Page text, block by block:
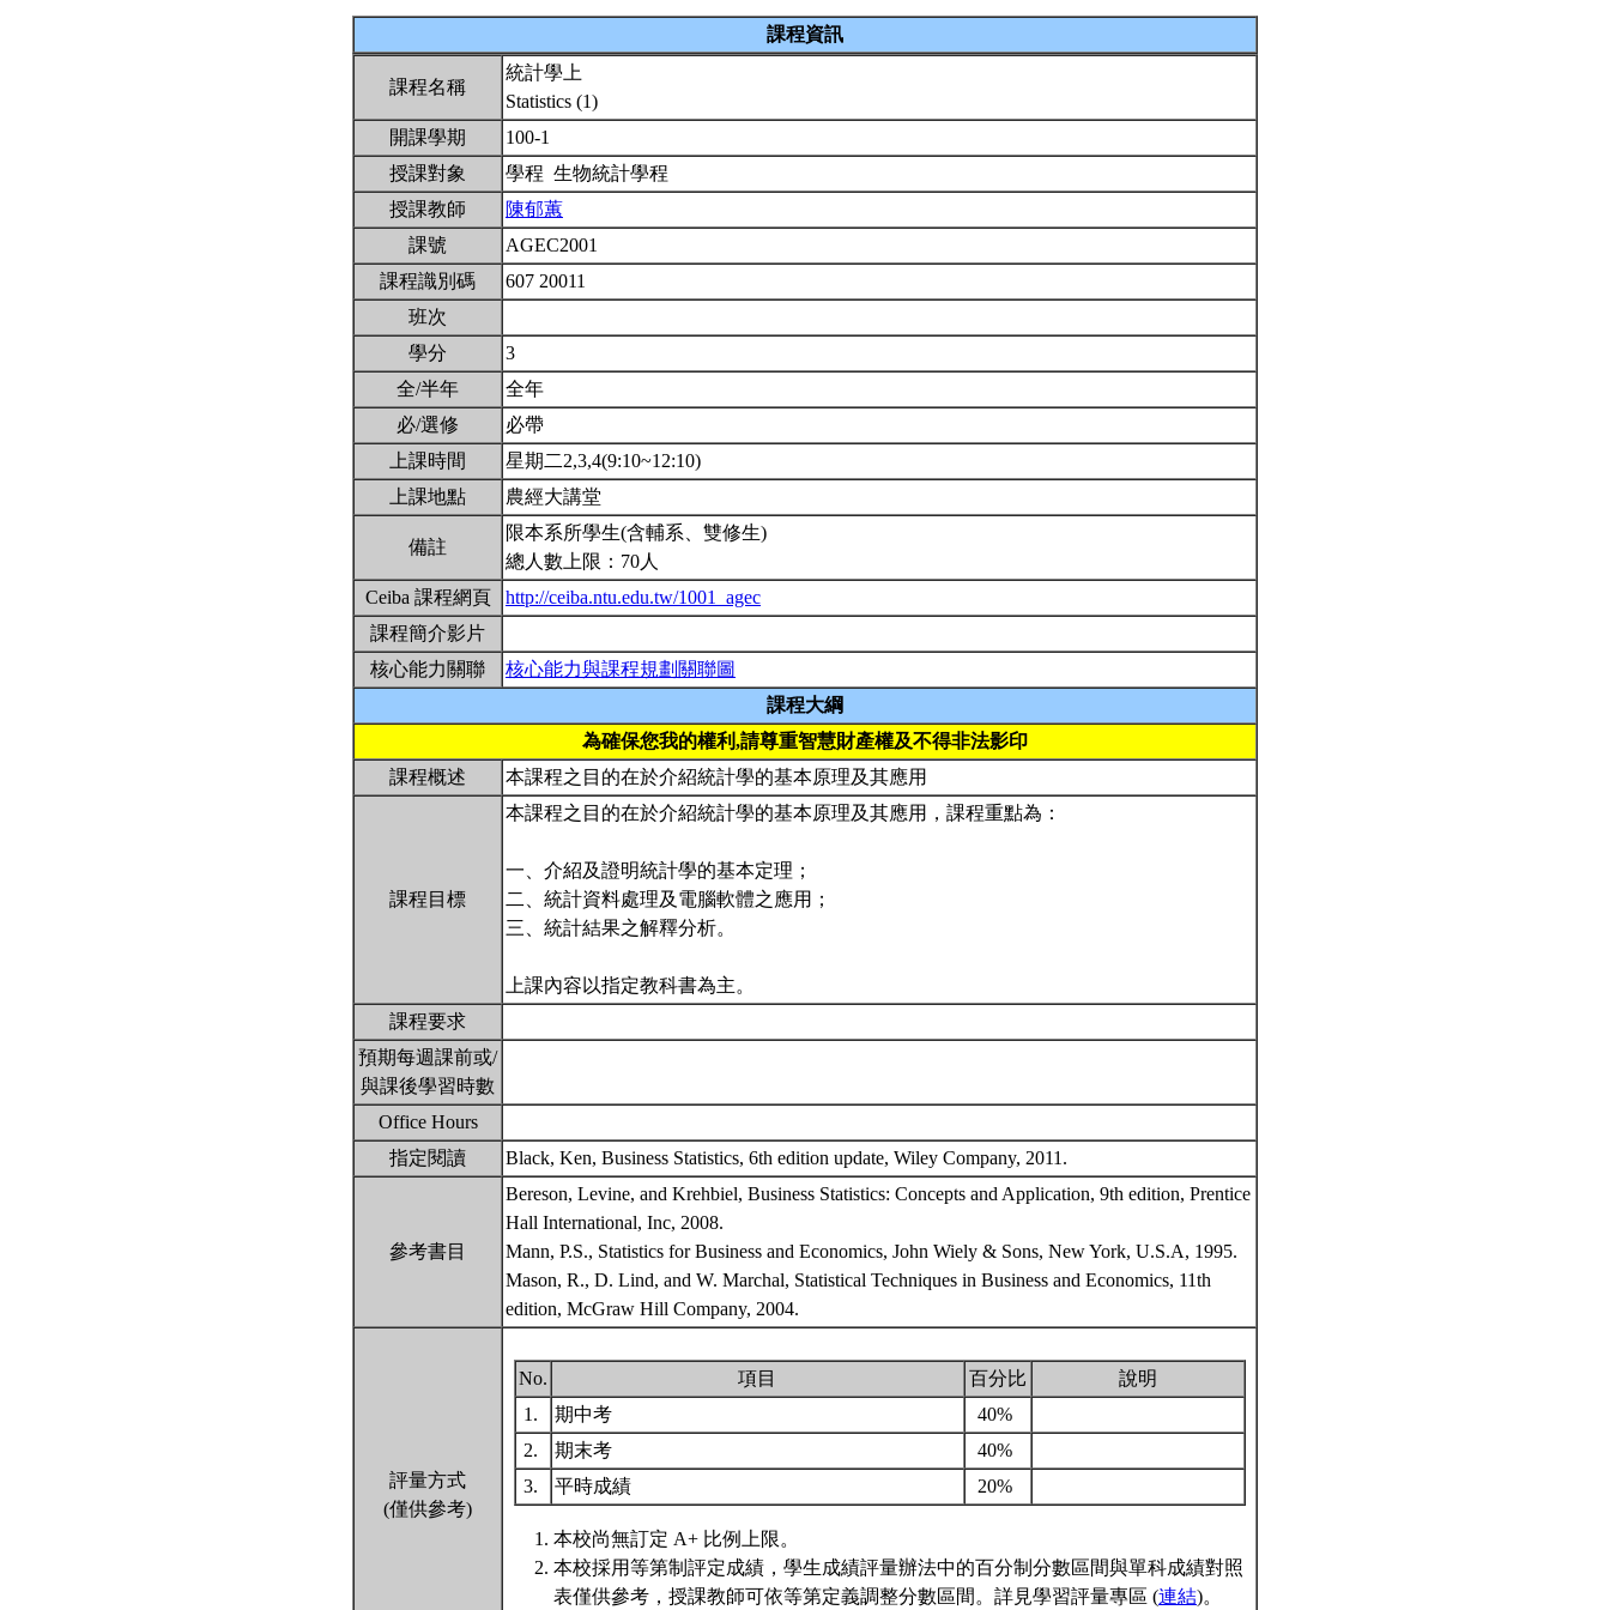
課程資訊
課程名稱
統計學上
Statistics (1)
開課學期
100-1
授課對象
學程 生物統計學程
授課教師
陳郁蕙
課號
AGEC2001
課程識別碼
607 20011
班次
學分
3
全/半年
全年
必/選修
必帶
上課時間
星期二2,3,4(9:10~12:10)
上課地點
農經大講堂
備註
限本系所學生(含輔系、雙修生)
總人數上限：70人
Ceiba 課程網頁
http://ceiba.ntu.edu.tw/1001_agec
課程簡介影片
核心能力關聯
核心能力與課程規劃關聯圖
課程大綱
為確保您我的權利,請尊重智慧財產權及不得非法影印
課程概述
本課程之目的在於介紹統計學的基本原理及其應用
課程目標
本課程之目的在於介紹統計學的基本原理及其應用，課程重點為：
一、介紹及證明統計學的基本定理；
二、統計資料處理及電腦軟體之應用；
三、統計結果之解釋分析。
上課內容以指定教科書為主。
課程要求
預期每週課前或/
與課後學習時數
Office Hours
指定閱讀
Black, Ken, Business Statistics, 6th edition update, Wiley Company, 2011.
參考書目
Bereson, Levine, and Krehbiel, Business Statistics: Concepts and Application, 9th edition, Prentice
Hall International, Inc, 2008.
Mann, P.S., Statistics for Business and Economics, John Wiely & Sons, New York, U.S.A, 1995.
Mason, R., D. Lind, and W. Marchal, Statistical Techniques in Business and Economics, 11th
edition, McGraw Hill Company, 2004.
評量方式
(僅供參考)
No. 項目 百分比
說明
1.
期中考
40%
2.
期末考
40%
3.
平時成績 20%
本校尚無訂定 A+ 比例上限。
本校採用等第制評定成績，學生成績評量辦法中的百分制分數區間與單科成績對照
表僅供參考，授課教師可依等第定義調整分數區間。詳見學習評量專區 (連結)。